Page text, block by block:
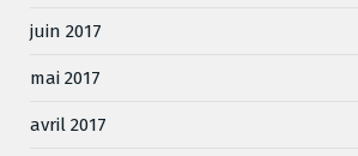
juin 2017
mai 2017
avril 2017